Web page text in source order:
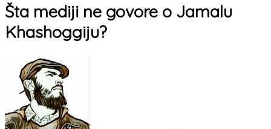
Šta mediji ne govore o Jamalu
Khashoggiju?